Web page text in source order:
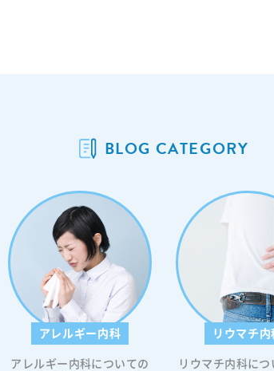
BLOG CATEGORY
アレルギー内科
アレルギー内科についての
リウマチ内
リウマチ内科につ